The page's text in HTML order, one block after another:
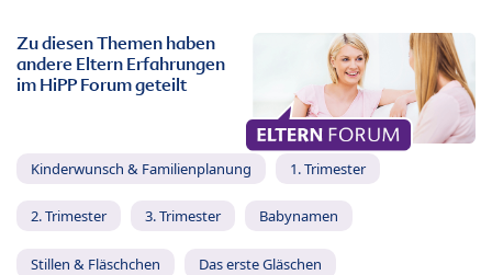
Zu diesen Themen haben
andere Eltern Erfahrungen
im HiPP Forum geteilt
Kinderwunsch & Familienplanung 1. Trimester
2. Trimester 3. Trimester Babynamen
Stillen & Fläschchen Das erste Gläschen